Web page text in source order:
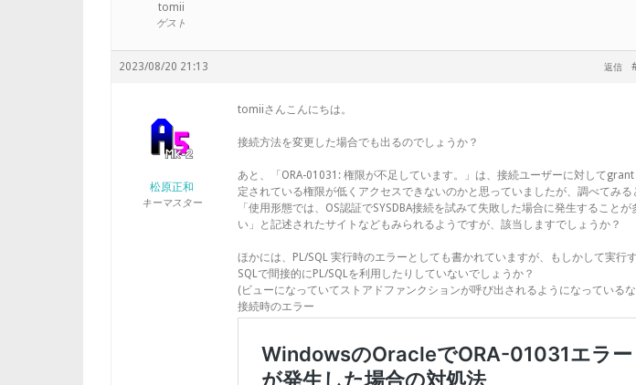
tomii
ゲスト
2023/08/20 21:13 返信
松原正和
キーマスター
tomiiさんこんにちは。
接続方法を変更した場合でも出るのでしょうか？
あと、「ORA-01031: 権限が不足しています。」は、接続ユーザーに対して
定されている権限が低くアクセスできないのかと思っていましたが、調べてみる
「使用形態では、OS認証でSYSDBA接続を試みて失敗した場合に発生することが
い」と記述されたサイトなどもみられるようですが、該当しますでしょうか？
ほかには、PL/SQL 実行時のエラーとしても書かれていますが、もしかして実行
SQLで間接的にPL/SQLを利用したりしていないでしょうか？
(ビューになっていてストアドファンクションが呼び出されるようになっている
接続時のエラー